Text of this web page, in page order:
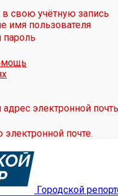
свою учётную запись
имя пользователя
электронной
почте.
Городской